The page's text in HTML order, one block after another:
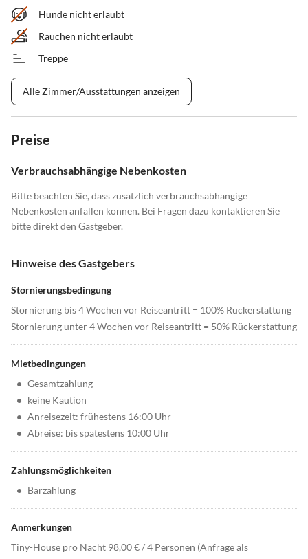
Hunde nicht erlaubt
Rauchen nicht erlaubt
Treppe
Alle Zimmer/Ausstattungen anzeigen
Preise
Verbrauchsabhängige Nebenkosten
Bitte beachten Sie, dass zusätzlich verbrauchsabhängige
Nebenkosten anfallen können. Bei Fragen dazu kontaktieren Sie
bitte direkt den Gastgeber.
Hinweise des Gastgebers
Stornierungsbedingung
Stornierung bis 4 Wochen vor Reiseantritt = 100% Rückerstattung
Stornierung unter 4 Wochen vor Reiseantritt = 50% Rückerstattung
Mietbedingungen
• Gesamtzahlung
• keine Kaution
• Anreisezeit: frühestens 16:00 Uhr
• Abreise: bis spätestens 10:00 Uhr
Zahlungsmöglichkeiten
• Barzahlung
Anmerkungen
Tiny-House pro Nacht 98,00 € / 4 Personen (Anfrage als